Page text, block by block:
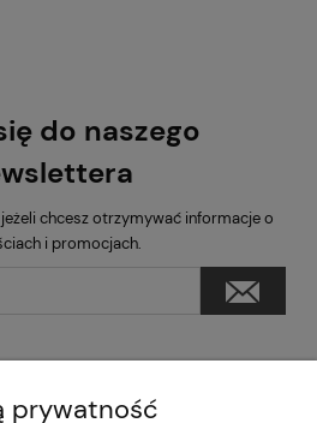
do naszego
chcesz otrzymywać informacje o
i promocjach.
prywatność